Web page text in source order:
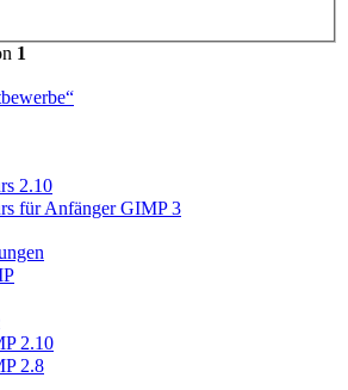
1
2.10
für Anfänger GIMP 3
2.10
2.8